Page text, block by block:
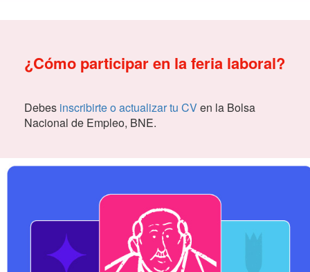
¿Cómo participar en la feria laboral?
Debes inscribirte o actualizar tu CVen la Bolsa
Nacional de Empleo, BNE.